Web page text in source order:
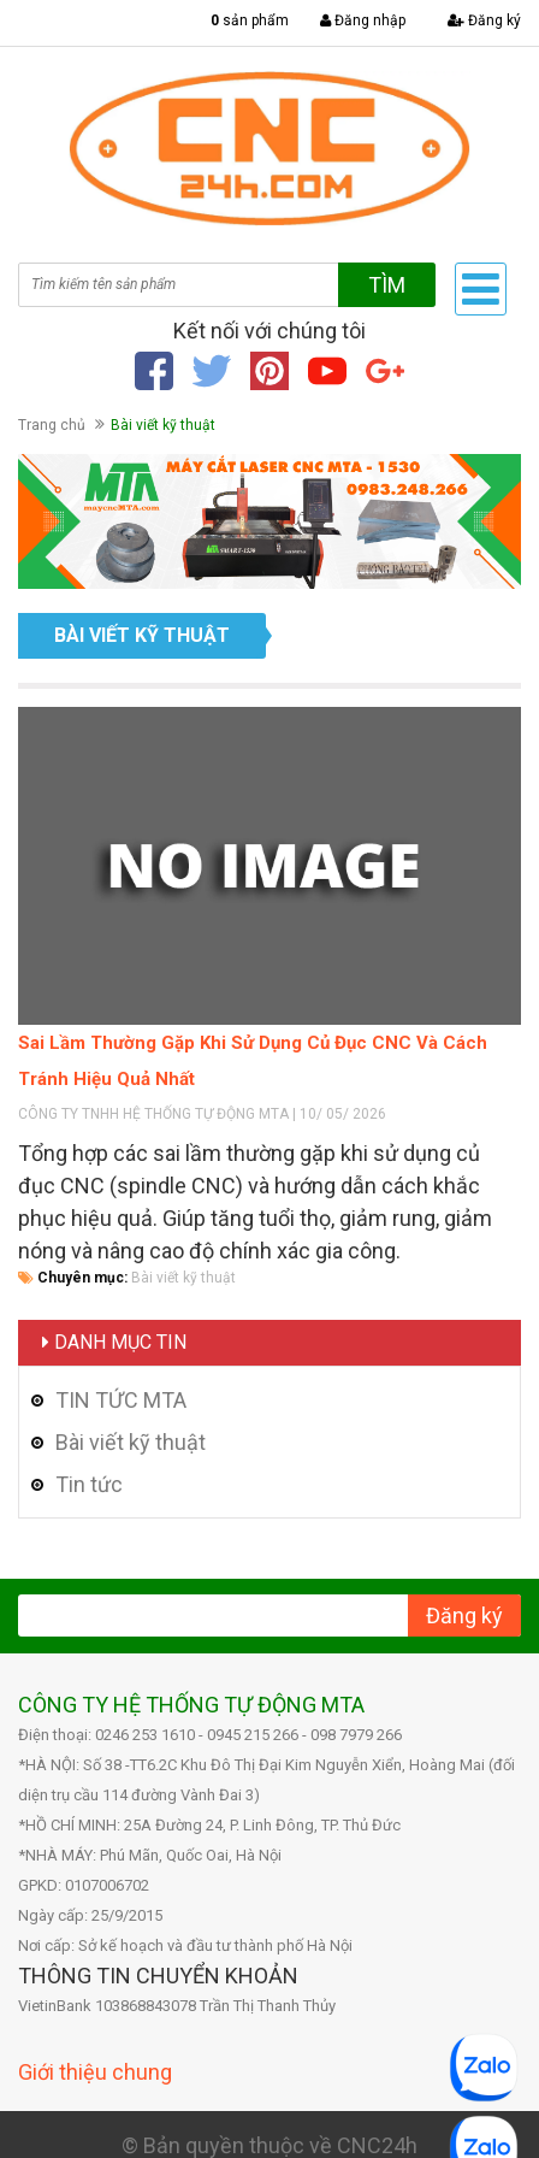
0 sản phẩm Đăng nhập Đăng ký
TÌM
Kết nối với chúng tôi
Trang chủ Bài viết kỹ thuật
BÀI VIẾT KỸ THUẬT
Sai Lầm Thường Gặp Khi Sử Dụng Củ Đục CNC Và Cách
Tránh Hiệu Quả Nhất
CÔNG TY TNHH HỆ THỐNG TỰ ĐỘNG MTA | 10/ 05/ 2026
Tổng hợp các sai lầm thường gặp khi sử dụng củ
đục CNC (spindle CNC) và hướng dẫn cách khắc
phục hiệu quả. Giúp tăng tuổi thọ, giảm rung, giảm
nóng và nâng cao độ chính xác gia công.
Chuyên mục: Bài viết kỹ thuật
DANH MỤC TIN
TIN TỨC MTA
Bài viết kỹ thuật
Tin tức
Đăng ký
CÔNG TY HỆ THỐNG TỰ ĐỘNG MTA
Điện thoại: 0246 253 1610 - 0945 215 266 - 098 7979 266
*HÀ NỘI: Số 38 -TT6.2C Khu Đô Thị Đại Kim Nguyễn Xiển, Hoàng Mai (đối
diện trụ cầu 114 đường Vành Đai 3)
*HỒ CHÍ MINH: 25A Đường 24, P. Linh Đông, TP. Thủ Đức
*NHÀ MÁY: Phú Mãn, Quốc Oai, Hà Nội
GPKD: 0107006702
Ngày cấp: 25/9/2015
Nơi cấp: Sở kế hoạch và đầu tư thành phố Hà Nội
THÔNG TIN CHUYỂN KHOẢN
VietinBank 103868843078 Trần Thị Thanh Thủy
Giới thiệu chung
© Bản quyền thuộc về CNC24h